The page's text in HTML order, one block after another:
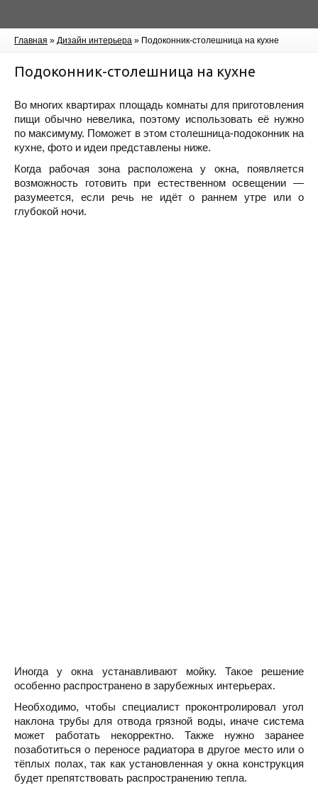
Главная » Дизайн интерьера » Подоконник-столешница на кухне
Подоконник-столешница на кухне
Во многих квартирах площадь комнаты для приготовления
пищи обычно невелика, поэтому использовать её нужно
по максимуму. Поможет в этом столешница-подоконник на
кухне, фото и идеи представлены ниже.
Когда рабочая зона расположена у окна, появляется
возможность готовить при естественном освещении —
разумеется, если речь не идёт о раннем утре или о
глубокой ночи.
Иногда у окна устанавливают мойку. Такое решение
особенно распространено в зарубежных интерьерах.
Необходимо, чтобы специалист проконтролировал угол
наклона трубы для отвода грязной воды, иначе система
может работать некорректно. Также нужно заранее
позаботиться о переносе радиатора в другое место или о
тёплых полах, так как установленная у окна конструкция
будет препятствовать распространению тепла.